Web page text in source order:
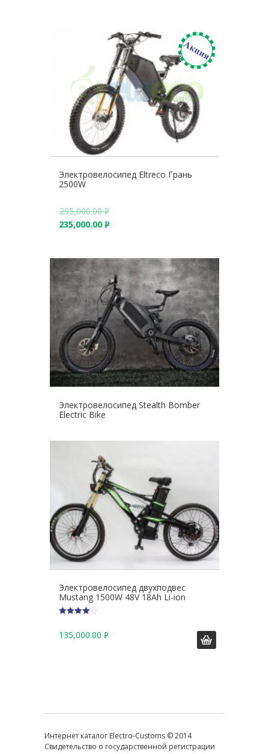
Электровелосипед Eltreco Грань
2500W
295,000.00Р
У
235,000.00 Р
Электровелосипед Stealth Bomber
Electric Bike
Электровелосипед двухподвес
Mustang 1500W 48V 18Ah Li-ion
135,000.00 Р
Интернет каталог Electro-Customs © 2014
Свидетельство о государственной регистрации